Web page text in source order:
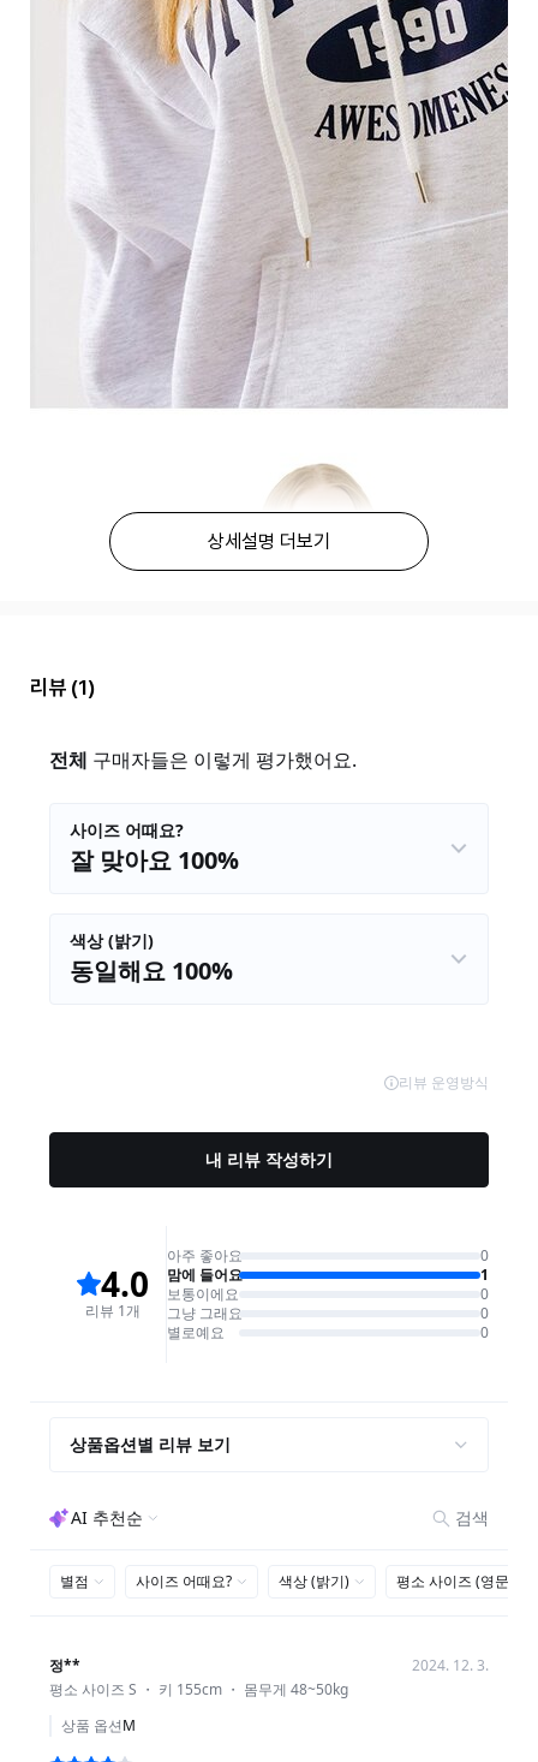
상세설명 더보기
리뷰 (1)